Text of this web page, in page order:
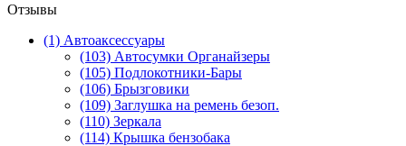
Отзывы
(1) Автоаксессуары
(103) Автосумки Органайзеры
(105) Подлокотники-Бары
(106) Брызговики
(109) Заглушка на ремень безоп.
(110) Зеркала
(114) Крышка бензобака